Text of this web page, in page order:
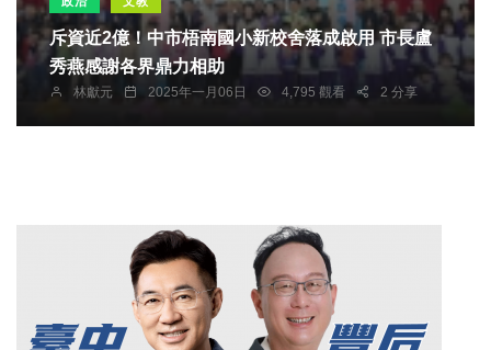
斥資近2億！中市梧南國小新校舍落成啟用 市長盧
秀燕感謝各界鼎力相助
林獻元 2025年一月06日 4,795 觀看 2 分享